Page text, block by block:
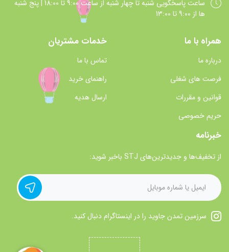
ساعت پاسخگويي شنبه تا چهار شنبه از ساعت 9:00 تا 18:00 | پنج شنبه
ها از 9:00 تا 13:00
همراه با ما
درباره ما
فرصت های شغلی
قوانین و مقررات
حریم خصوصی
خدمات مشتریان
تماس با ما
راهنمای خرید
ارسال هدیه
خبرنامه
از تخفیف‌ها و جدیدترین‌های STJ باخبر شوید:
سرزمین تمدن جاوید را در اینستاگرام دنبال کنید.